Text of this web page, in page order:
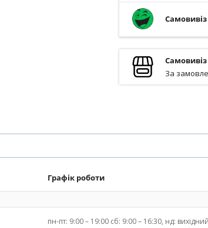
За
Графік роботи
пн-пт: 9:00 – 19:00 сб: 9:00 – 16:30, нд: